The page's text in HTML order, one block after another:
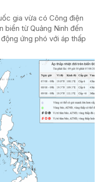
gia vừa có Công điện
biển từ Quảng Ninh đến
ứng phó với áp thấp